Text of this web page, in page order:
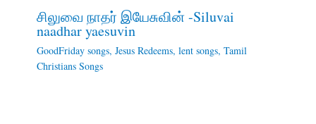
சிலுவை நாதர் இயேசுவின் -Siluvai
naadhar yaesuvin
GoodFriday songs, Jesus Redeems, lent songs, Tamil
Christians Songs